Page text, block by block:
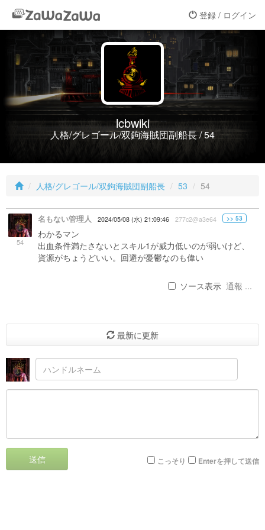
登録 / ログイン
lcbwiki
人格/グレゴール/双鉤海賊団副船長 / 54
人格/グレゴール/双鉤海賊団副船長 53 54
54
名もない管理人 2024/05/08 (水) 21:09:46 277c2@a3e64 >> 53
わかるマン
出血条件満たさないとスキル1が威力低いのが弱いけど、
資源がちょうどいい。回避が憂鬱なのも偉い
ソース表示 通報 ...
最新に更新
送信 こっそり Enterを押して送信